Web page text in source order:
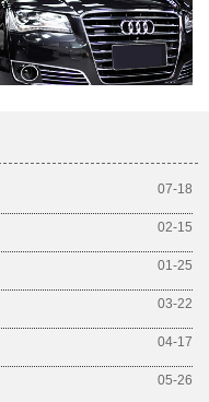
07-18
02-15
01-25
03-22
04-17
05-26